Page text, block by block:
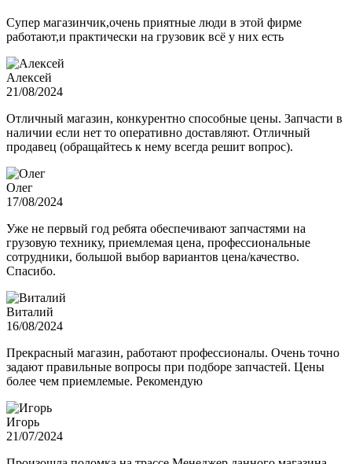
Супер магазинчик,очень приятные люди в этой фирме
работают,и практически на грузовик всё у них есть
Алексей
21/08/2024
Отличный магазин, конкурентно способные цены. Запчасти в
наличии если нет то оперативно доставляют. Отличный
продавец (обращайтесь к нему всегда решит вопрос).
Олег
17/08/2024
Уже не первый год ребята обеспечивают запчастями на
грузовую технику, приемлемая цена, профессиональные
сотрудники, большой выбор вариантов цена/качество.
Спасибо.
Виталий
16/08/2024
Прекрасный магазин, работают профессионалы. Очень точно
задают правильные вопросы при подборе запчастей. Цены
более чем приемлемые. Рекомендую
Игорь
21/07/2024